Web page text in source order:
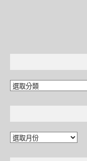
分
別
彙